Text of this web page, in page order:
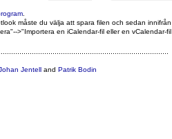
måste du välja att spara filen och sedan innifrån
>"Importera en iCalendar-fil eller en vCalendar-fil
Jentelland Patrik Bodin